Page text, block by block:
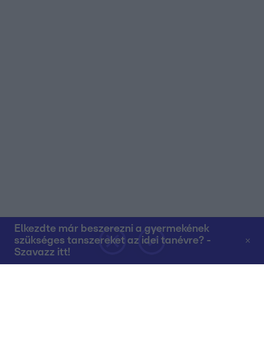
Elkezdte már beszerezni a gyermekének
szükséges tanszereket az idei tanévre? -
Szavazz itt!